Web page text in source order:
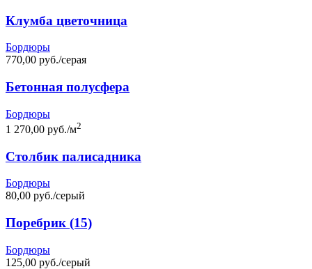
Клумба цветочница
Бордюры
770,00 руб./серая
Бетонная полусфера
Бордюры
1 270,00 руб./м2
Столбик палисадника
Бордюры
80,00 руб./серый
Поребрик (15)
Бордюры
125,00 руб./серый